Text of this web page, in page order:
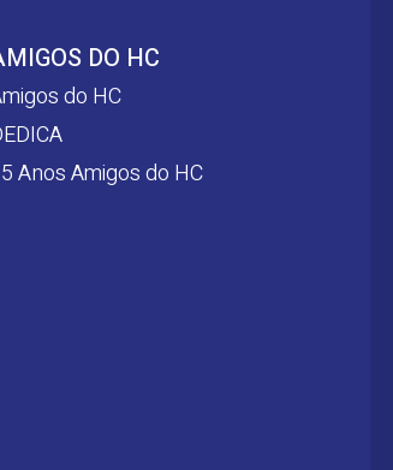
DO HC
do HC
Anos Amigos do HC